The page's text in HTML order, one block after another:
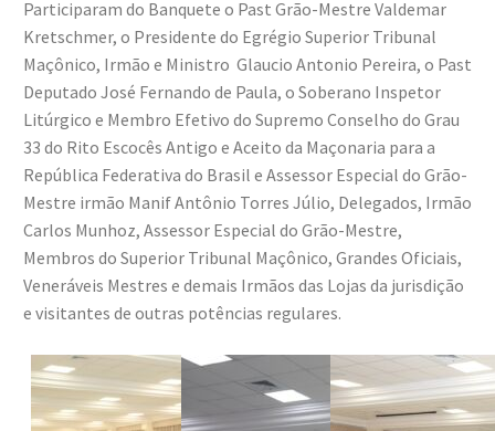
Participaram do Banquete o Past Grão-Mestre Valdemar
Kretschmer, o Presidente do Egrégio Superior Tribunal
Maçônico, Irmão e Ministro Glaucio Antonio Pereira, o Past
Deputado José Fernando de Paula, o Soberano Inspetor
Litúrgico e Membro Efetivo do Supremo Conselho do Grau
33 do Rito Escocês Antigo e Aceito da Maçonaria para a
República Federativa do Brasil e Assessor Especial do Grão-
Mestre irmão Manif Antônio Torres Júlio, Delegados, Irmão
Carlos Munhoz, Assessor Especial do Grão-Mestre,
Membros do Superior Tribunal Maçônico, Grandes Oficiais,
Veneráveis Mestres e demais Irmãos das Lojas da jurisdição
e visitantes de outras potências regulares.